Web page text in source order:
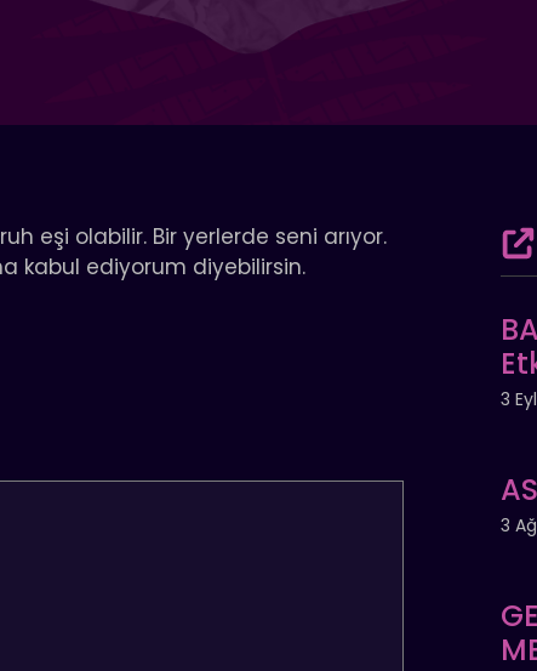
eşi olabilir. Bir yerlerde seni arıyor.
kabul ediyorum diyebilirsin.
3
3